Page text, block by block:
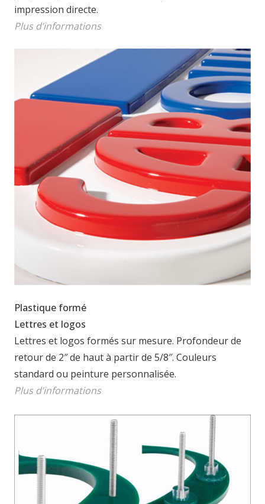
impression directe.
Plus d’informations
Plastique formé
Lettres et logos
Lettres et logos formés sur mesure. Profondeur de
retour de 2″ de haut à partir de 5/8″. Couleurs
standard ou peinture personnalisée.
Plus d’informations